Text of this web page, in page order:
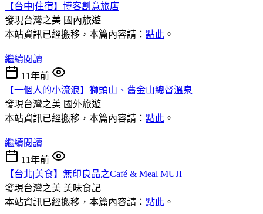
【台中|住宿】博客創意旅店
發現台灣之美 國內旅遊
本站資訊已經搬移，本篇內容請： 點此 。
繼續閱讀
11年前
【一個人的小流浪】獅頭山、舊金山總督溫泉
發現台灣之美 國外旅遊
本站資訊已經搬移，本篇內容請： 點此 。
繼續閱讀
11年前
【台北|美食】無印良品之Café & Meal MUJI
發現台灣之美 美味食記
本站資訊已經搬移，本篇內容請： 點此 。